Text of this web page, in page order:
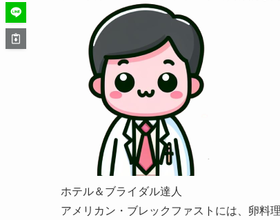
ホテル＆ブライダル達人
アメリカン・ブレックファストには、卵料